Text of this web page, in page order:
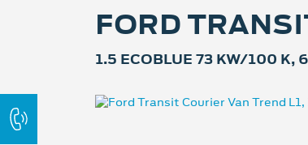
FORD
1.5 ECOBLUE 73 KW/100 K,